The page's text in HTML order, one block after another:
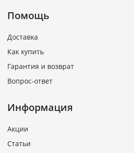
Помощь
Доставка
Как купить
Гарантия и возврат
Вопрос-ответ
Информация
Акции
Статьи